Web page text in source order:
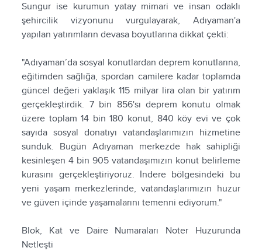
Sungur ise kurumun yatay mimari ve insan odaklı
şehircilik vizyonunu vurgulayarak, Adıyaman'a
yapılan yatırımların devasa boyutlarına dikkat çekti:
"Adıyaman’da sosyal konutlardan deprem konutlarına,
eğitimden sağlığa, spordan camilere kadar toplamda
güncel değeri yaklaşık 115 milyar lira olan bir yatırım
gerçekleştirdik. 7 bin 856'sı deprem konutu olmak
üzere toplam 14 bin 180 konut, 840 köy evi ve çok
sayıda sosyal donatıyı vatandaşlarımızın hizmetine
sunduk. Bugün Adıyaman merkezde hak sahipliği
kesinleşen 4 bin 905 vatandaşımızın konut belirleme
kurasını gerçekleştiriyoruz. İndere bölgesindeki bu
yeni yaşam merkezlerinde, vatandaşlarımızın huzur
ve güven içinde yaşamalarını temenni ediyorum."
Blok, Kat ve Daire Numaraları Noter Huzurunda
Netleşti